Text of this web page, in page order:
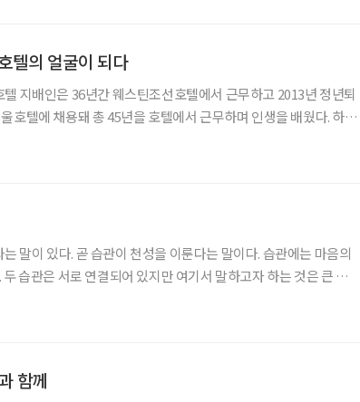
텔의 얼굴이 되다
지배인은 36년간 웨스틴조선호텔에서 근무하고 2013년 정년퇴
호텔에 채용돼 총 45년을 호텔에서 근무하며 인생을 배웠다. 하루
말이 있다. 곧 습관이 천성을 이룬다는 말이다. 습관에는 마음의
습관은 서로 연결되어 있지만 여기서 말하고자 하는 것은 큰 스승
함께